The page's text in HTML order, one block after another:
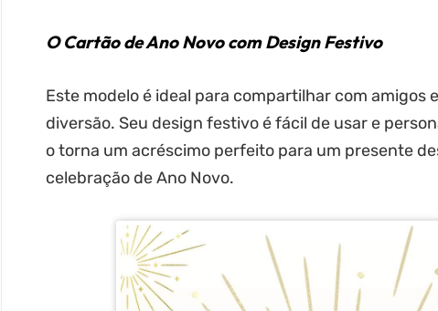
O Cartão de Ano Novo com Design Festivo
Este modelo é ideal para compartilhar com amigos
diversão. Seu design festivo é fácil de usar e
o torna um acréscimo perfeito para um presente
celebração de Ano Novo.